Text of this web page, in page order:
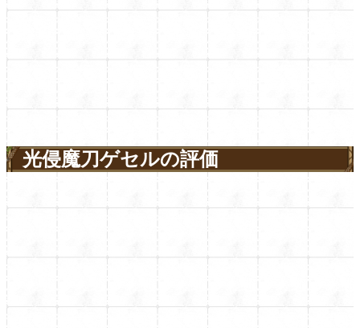
光侵魔刀ゲセルの評価